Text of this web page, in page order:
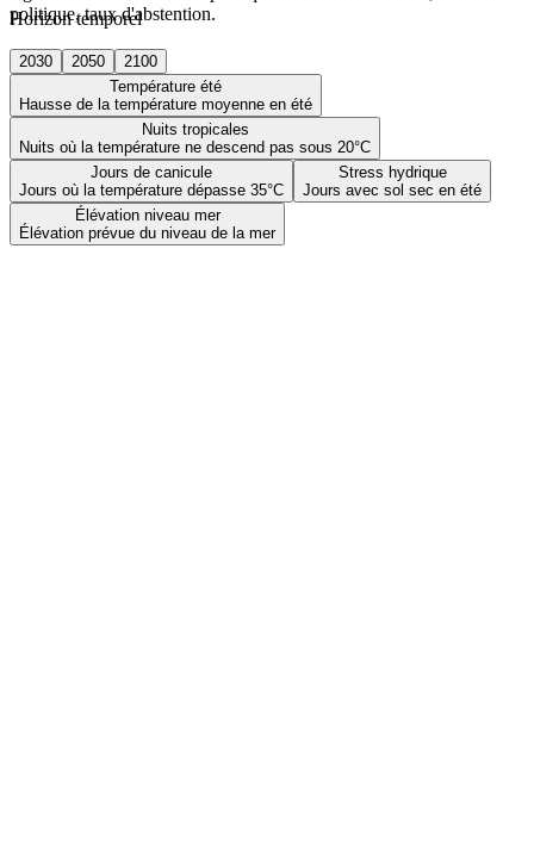
Horizon temporel
2030 2050
2100
Température été
Hausse de la température moyenne en été
Nuits tropicales
Nuits où la température ne descend pas sous 20°C
Jours de canicule
Jours où la température dépasse 35°C
Stress hydrique
Jours avec sol sec en été
Élévation niveau mer
Élévation prévue du niveau de la mer
politique, taux d'abstention.